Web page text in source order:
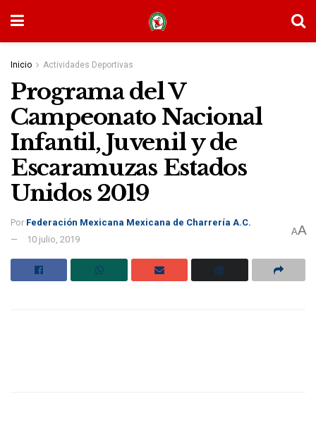
Inicio Actividades Deportivas
Programa del V
Campeonato Nacional
Infantil, Juvenil y de
Escaramuzas Estados
Unidos 2019
Por Federación Mexicana Mexicana de Charrería A.C.
10 julio, 2019
AA